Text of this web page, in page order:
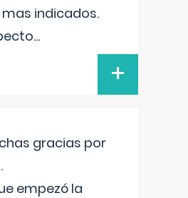
indicados.
...
+
gracias por
empezó la